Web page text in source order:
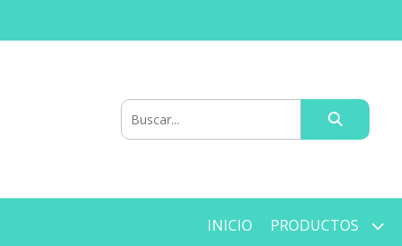
INICIO PRODUCTOS